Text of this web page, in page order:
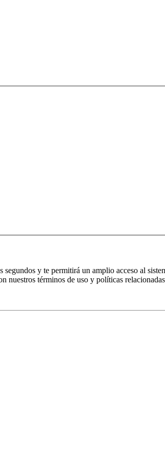
segundos y te permitirá un amplio acceso al
nuestros términos de uso y políticas